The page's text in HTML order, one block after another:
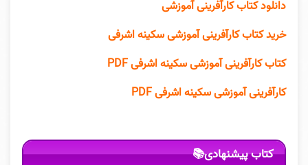
دانلود کتاب کارآفرینی آموزشی
خرید کتاب کارآفرینی آموزشی سکینه اشرفی
کتاب کارآفرینی آموزشی سکینه اشرفی PDF
کارآفرینی آموزشی سکینه اشرفی PDF
کتاب پیشنهادی📚